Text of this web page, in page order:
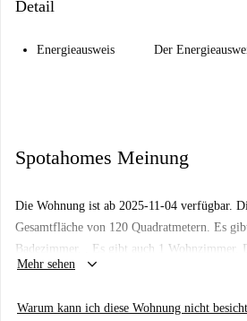
Detail
Energieausweis
Der
Spotahomes Meinung
Die Wohnung ist ab 2025-11-04 verfügbar.
Gesamtfläche von 120 Quadratmetern. Es
Badezimmer. . Es gibt auch 1 Wohnzimmer.
und die Hausgeldkosten sind in der
direkt online zu buchen.
Mehr sehen keyboard_arrow_down
Warum kann ich diese Wohnung nicht